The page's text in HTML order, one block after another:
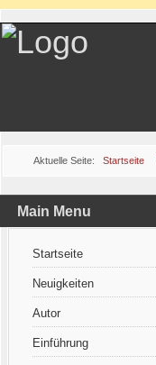
Aktuelle Seite: Startseite
Main Menu
Startseite
Neuigkeiten
Autor
Einführung